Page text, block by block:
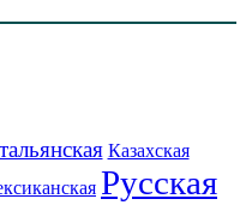
Казахская
Русская